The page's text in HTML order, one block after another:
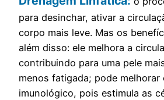
para desinchar, ativar a
corpo mais leve. Mas os
além disso: ele melhora a
contribuindo para uma pele
menos fatigada; pode melhorar
imunológico, pois estimula as